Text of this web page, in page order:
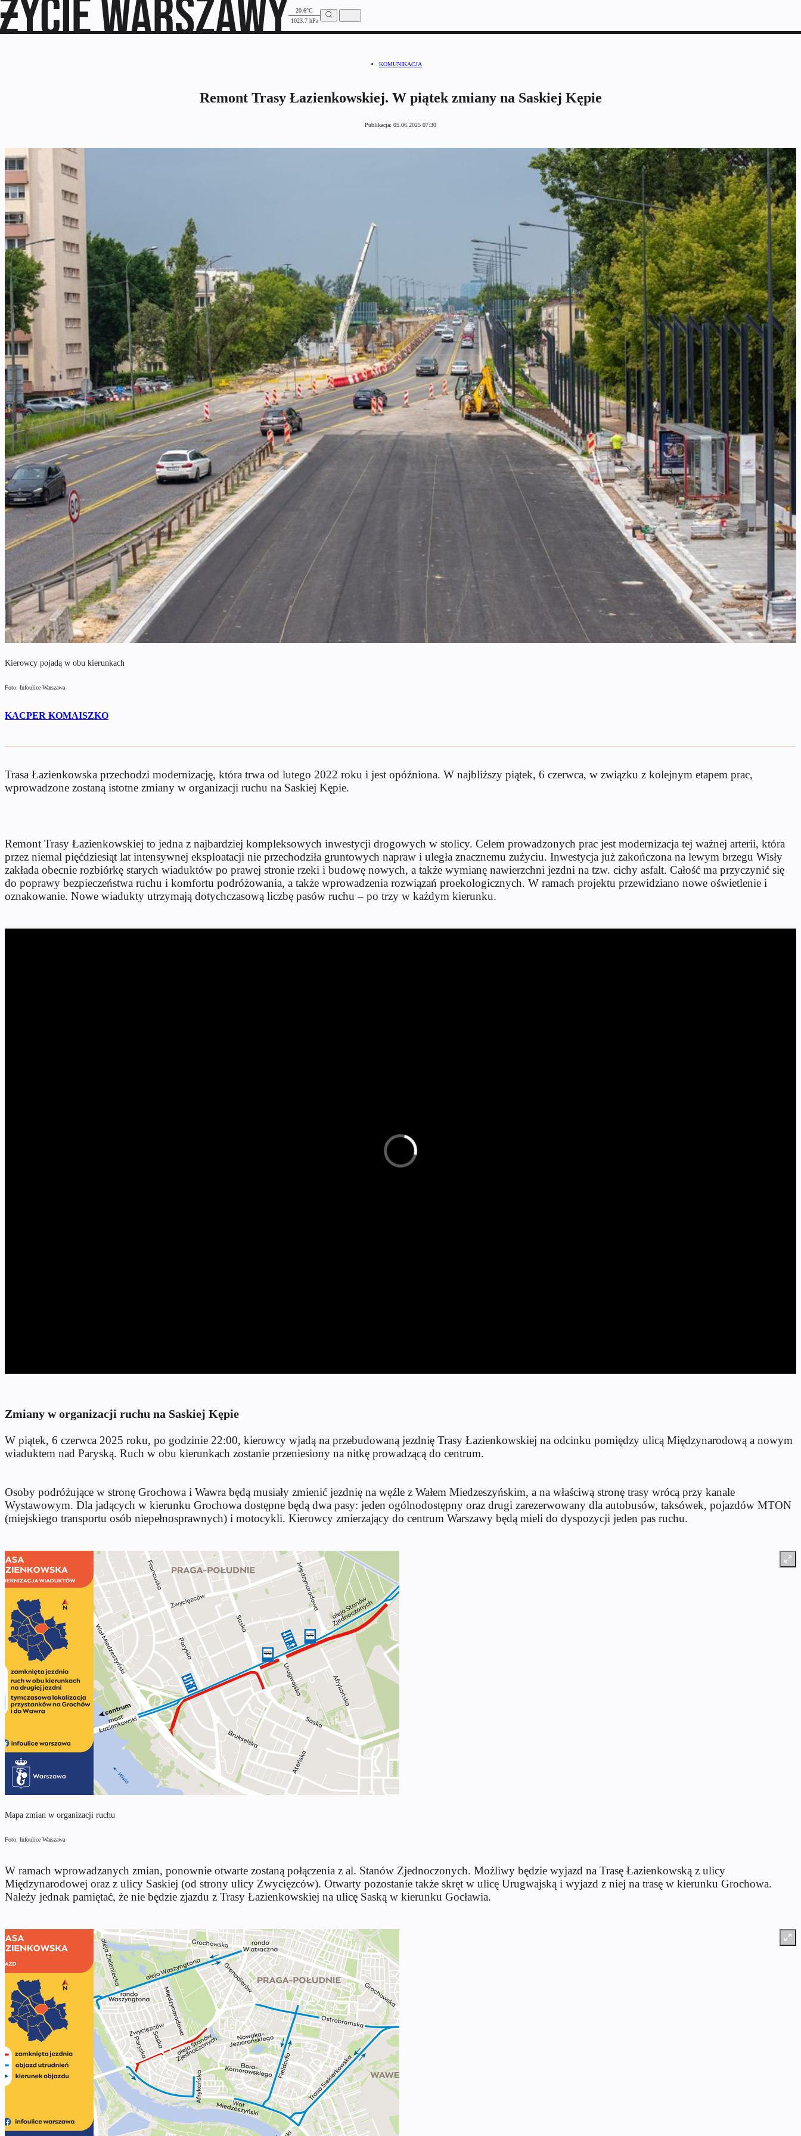
20.6°C
1023.7 hPa
KOMUNIKACJA
Remont Trasy Łazienkowskiej. W piątek zmiany na Saskiej Kępie
Publikacja: 05.06.2025 07:30
Kierowcy pojadą w obu kierunkach
Foto: Infoulice Warszawa
KACPER KOMAISZKO
Trasa Łazienkowska przechodzi modernizację, która trwa od lutego 2022 roku i jest opóźniona. W najbliższy piątek, 6 czerwca, w związku z kolejnym etapem prac,
wprowadzone zostaną istotne zmiany w organizacji ruchu na Saskiej Kępie.
Remont Trasy Łazienkowskiej to jedna z najbardziej kompleksowych inwestycji drogowych w stolicy. Celem prowadzonych prac jest modernizacja tej ważnej arterii, która
przez niemal pięćdziesiąt lat intensywnej eksploatacji nie przechodziła gruntowych napraw i uległa znacznemu zużyciu. Inwestycja już zakończona na lewym brzegu Wisły
zakłada obecnie rozbiórkę starych wiaduktów po prawej stronie rzeki i budowę nowych, a także wymianę nawierzchni jezdni na tzw. cichy asfalt. Całość ma przyczynić się
do poprawy bezpieczeństwa ruchu i komfortu podróżowania, a także wprowadzenia rozwiązań proekologicznych. W ramach projektu przewidziano nowe oświetlenie i
oznakowanie. Nowe wiadukty utrzymają dotychczasową liczbę pasów ruchu – po trzy w każdym kierunku.
Zmiany w organizacji ruchu na Saskiej Kępie
W piątek, 6 czerwca 2025 roku, po godzinie 22:00, kierowcy wjadą na przebudowaną jezdnię Trasy Łazienkowskiej na odcinku pomiędzy ulicą Międzynarodową a nowym
wiaduktem nad Paryską. Ruch w obu kierunkach zostanie przeniesiony na nitkę prowadzącą do centrum.
Osoby podróżujące w stronę Grochowa i Wawra będą musiały zmienić jezdnię na węźle z Wałem Miedzeszyńskim, a na właściwą stronę trasy wrócą przy kanale
Wystawowym. Dla jadących w kierunku Grochowa dostępne będą dwa pasy: jeden ogólnodostępny oraz drugi zarezerwowany dla autobusów, taksówek, pojazdów MTON
(miejskiego transportu osób niepełnosprawnych) i motocykli. Kierowcy zmierzający do centrum Warszawy będą mieli do dyspozycji jeden pas ruchu.
Mapa zmian w organizacji ruchu
Foto: Infoulice Warszawa
W ramach wprowadzanych zmian, ponownie otwarte zostaną połączenia z al. Stanów Zjednoczonych. Możliwy będzie wyjazd na Trasę Łazienkowską z ulicy
Międzynarodowej oraz z ulicy Saskiej (od strony ulicy Zwycięzców). Otwarty pozostanie także skręt w ulicę Urugwajską i wyjazd z niej na trasę w kierunku Grochowa.
Należy jednak pamiętać, że nie będzie zjazdu z Trasy Łazienkowskiej na ulicę Saską w kierunku Gocławia.